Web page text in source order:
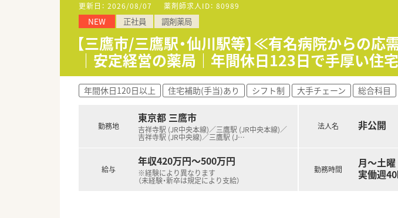
【募集背景と求める人物像について】
■調剤体制のさらなる強化と質の高い医療サービスの提供を目指
■これまでの保険調剤経験や管理薬剤師としてのスキルを活か
■患者様とのコミュニケーションを大切にし、周囲のスタッフ
【こんな取り組みをしています】
■サプリメントバーやヘルスケアラウンジの開設など、健康寿
■最新の錠剤監査システムや音声入力システムを全店に導入し、
■女性活躍推進に力を入れており、厚生労働大臣より「えるぼ
【法人特徴について】
■美と健康の分野で地域社会に貢献することを目指し、全国に
■調剤併設型店舗の展開を積極的に推進しており、医療色の強
■社員同士が互いをリスペクトし合う風通しの良い社風が根付
更新日： 2026/08/07 薬剤師求人ID： 80989
NEW 正社員 調剤薬局
【三鷹市/三鷹駅・仙川駅等】≪有名病院からの
｜安定経営の薬局｜年間休日123日で手厚い住
年間休日120日以上 住宅補助(手当)あり シフト制 大手チェーン 総合科目
勤務地
東京都 三鷹市
吉祥寺駅 (JR中央本線)／三鷹駅 (JR中央本線)／
吉祥寺駅 (JR中央線)／三鷹駅 (J…
給与
年収420万円～500万円
※経験により異なります
（未経験・新卒は規定により支給）
法人名 非公開
勤務時間
月～土
実働週